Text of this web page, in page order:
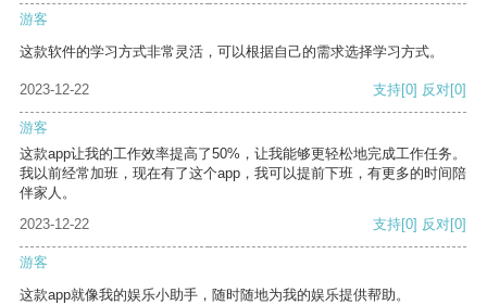
游客
这款软件的学习方式非常灵活，可以根据自己的需求选择学习方式。
2023-12-22 支持[0] 反对[0]
游客
这款app让我的工作效率提高了50%，让我能够更轻松地完成工作任务。
我以前经常加班，现在有了这个app，我可以提前下班，有更多的时间陪
伴家人。
2023-12-22
支持[0] 反对[0]
游客
这款app就像我的娱乐小助手，随时随地为我的娱乐提供帮助。